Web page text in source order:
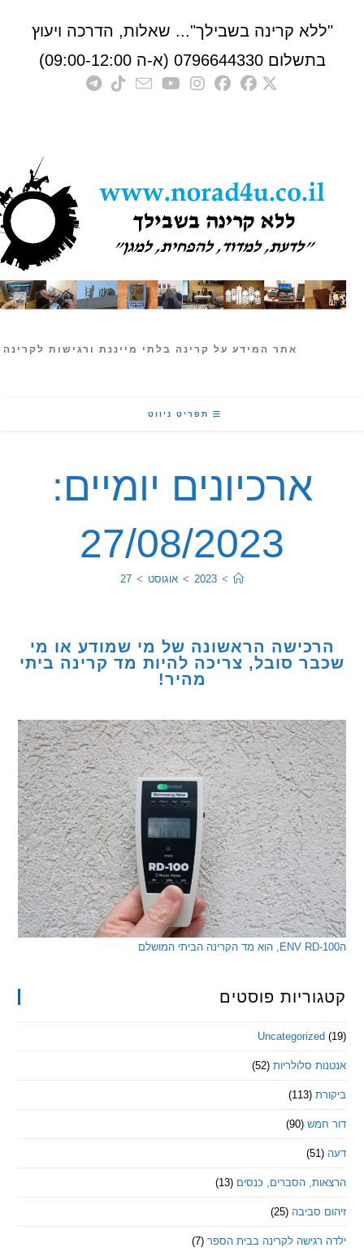
קרינה בשבילך"... שאלות, הדרכה ויעוץ
0796644330 (א-ה 09:00-12:00)
אתר המידע על קרינה בלתי מייננת ורגישות לקרינה
תפריט ניווט
ארכיונים יומיים:
27/08/2023
2023
> אוגוסט >
27
הראשונה של מי שמודע או מי
סובל, צריכה להיות מד קרינה ביתי
מהיר!
פוסטים
סלולריות (52)
(90)
הסברים, כנסים (13)
סביבה (25)
לקרינה בבית הספר (7)